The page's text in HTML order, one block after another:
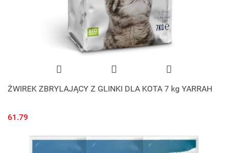
ŻWIREK ZBRYLAJĄCY Z GLINKI DLA KOTA 7 kg YARRAH
61.79